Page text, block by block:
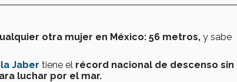
otra mujer en México: 56 metros, y sabe
Jaber tiene el récord nacional de descenso sin
luchar por el mar.